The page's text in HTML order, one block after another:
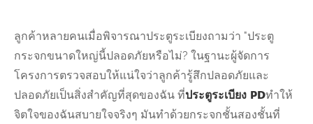
ลูกค้าหลายคนเมื่อพิจารณาประตูระเบียงถามว่า "ประตู
กระจกขนาดใหญ่นี้ปลอดภัยหรือไม่? ในฐานะผู้จัดการ
โครงการตรวจสอบให้แน่ใจว่าลูกค้ารู้สึกปลอดภัยและ
ปลอดภัยเป็นสิ่งสำคัญที่สุดของฉัน ที่ประตูระเบียง PDทำให้
จิตใจของฉันสบายใจจริงๆ มันทำด้วยกระจกชั้นสองชั้นที่